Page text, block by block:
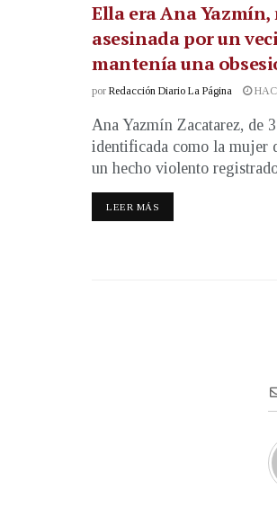
Ella era Ana Yazmín,
asesinada por un
mantenía una
por Redacción Diario La Página
Ana Yazmín Zacatarez, de
identificada como la mujer
un hecho violento
LEER MÁS